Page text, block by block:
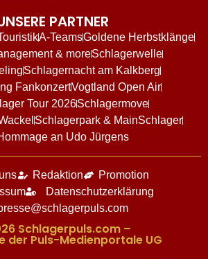
PARTNER
A-TeamsGoldene Herbstklänge
& moreSchlagerwelle
Schlagernacht am Kalkberg
FankonzertVogtland Open Air
Tour 2026Schlagermove
Schlagerpark & MainSchlager
an Udo Jürgens
Redaktion
Promotion
Datenschutzerklärung
Schlagerpuls.com –
der Puls-Medienportale UG​